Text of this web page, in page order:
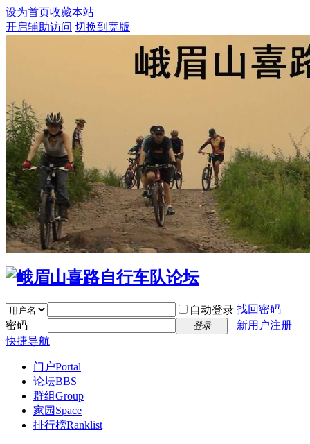
设为首页收藏本站
开启辅助访问 切换到宽版
自动登录 找回密码
密码
登录
新用户注册
快捷导航
门户Portal
论坛BBS
群组Group
家园 Space
排行榜Ranklist